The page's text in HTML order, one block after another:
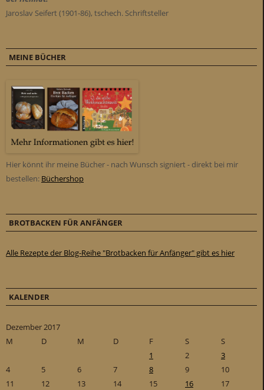
Jaroslav Seifert (1901-86), tschech. Schriftsteller
MEINE BÜCHER
Hier könnt ihr meine Bücher - nach Wunsch signiert - direkt bei mir
bestellen: Büchershop
BROTBACKEN FÜR ANFÄNGER
Alle Rezepte der Blog-Reihe "Brotbacken für Anfänger" gibt es hier
KALENDER
Dezember 2017
M
D M D F S
S
1
2
3
4
5 6 7 8 9
10
11
12 13 14 15 16
17